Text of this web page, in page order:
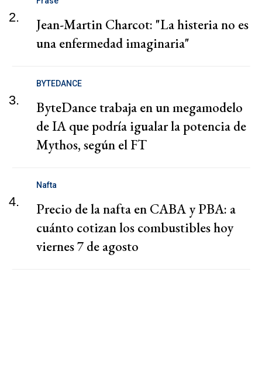
2.
Jean-Martin Charcot: "La histeria no es
una enfermedad imaginaria"
3.
BYTEDANCE
ByteDance trabaja en un megamodelo
de IA que podría igualar la potencia de
Mythos, según el FT
4.
Nafta
Precio de la nafta en CABA y PBA: a
cuánto cotizan los combustibles hoy
viernes 7 de agosto